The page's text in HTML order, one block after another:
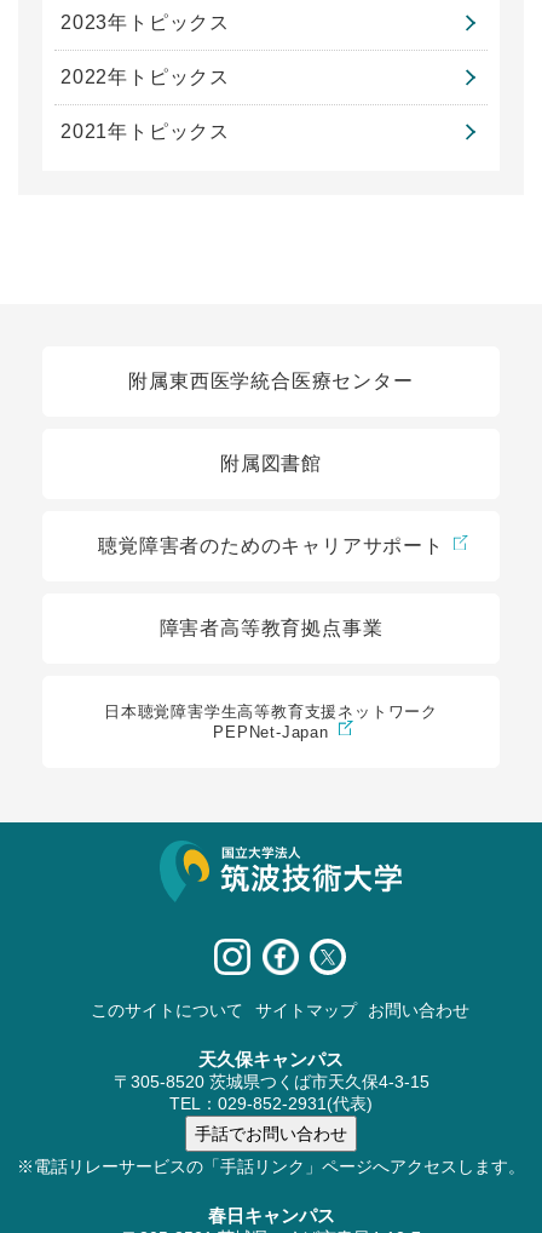
2023年トピックス
2022年トピックス
2021年トピックス
附属東西医学統合医療センター
附属図書館
聴覚障害者のためのキャリアサポート
障害者高等教育拠点事業
日本聴覚障害学生高等教育支援ネットワーク
PEPNet-Japan
このサイトについて サイトマップ お問い合わせ
天久保キャンパス
〒305-8520 茨城県つくば市天久保4-3-15
TEL：029-852-2931(代表)
※電話リレーサービスの「手話リンク」ページへアクセスします。
春日キャンパス